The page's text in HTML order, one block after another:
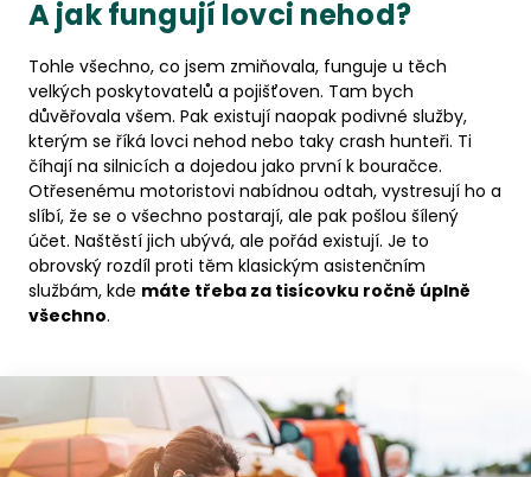
A jak fungují lovci nehod?
Tohle všechno, co jsem zmiňovala, funguje u těch
velkých poskytovatelů a pojišťoven. Tam bych
důvěřovala všem. Pak existují naopak podivné služby,
kterým se říká lovci nehod nebo taky crash hunteři. Ti
číhají na silnicích a dojedou jako první k bouračce.
Otřesenému motoristovi nabídnou odtah, vystresují ho a
slíbí, že se o všechno postarají, ale pak pošlou šílený
účet. Naštěstí jich ubývá, ale pořád existují. Je to
obrovský rozdíl proti těm klasickým asistenčním
službám, kde máte třeba za tisícovku ročně úplně
všechno.